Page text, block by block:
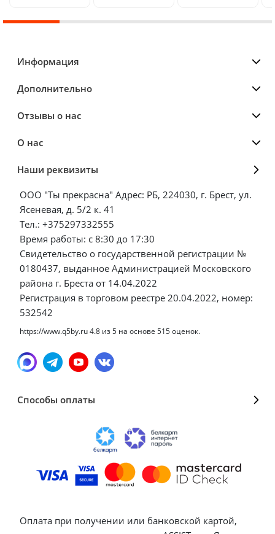
Информация
Дополнительно
Отзывы о нас
О нас
Наши реквизиты
ООО "Ты прекрасна" Адрес: РБ, 224030, г. Брест, ул.
Ясеневая, д. 5/2 к. 41
Тел.: +375297332555
Время работы: с 8:30 до 17:30
Свидетельство о государственной регистрации №
0180437, выданное Администрацией Московского
района г. Бреста от 14.04.2022
Регистрация в торговом реестре 20.04.2022, номер:
532542
https://www.q5by.ru4.8 из5 на основе 515оценок.
Способы оплаты
Оплата при получении или банковской картой,